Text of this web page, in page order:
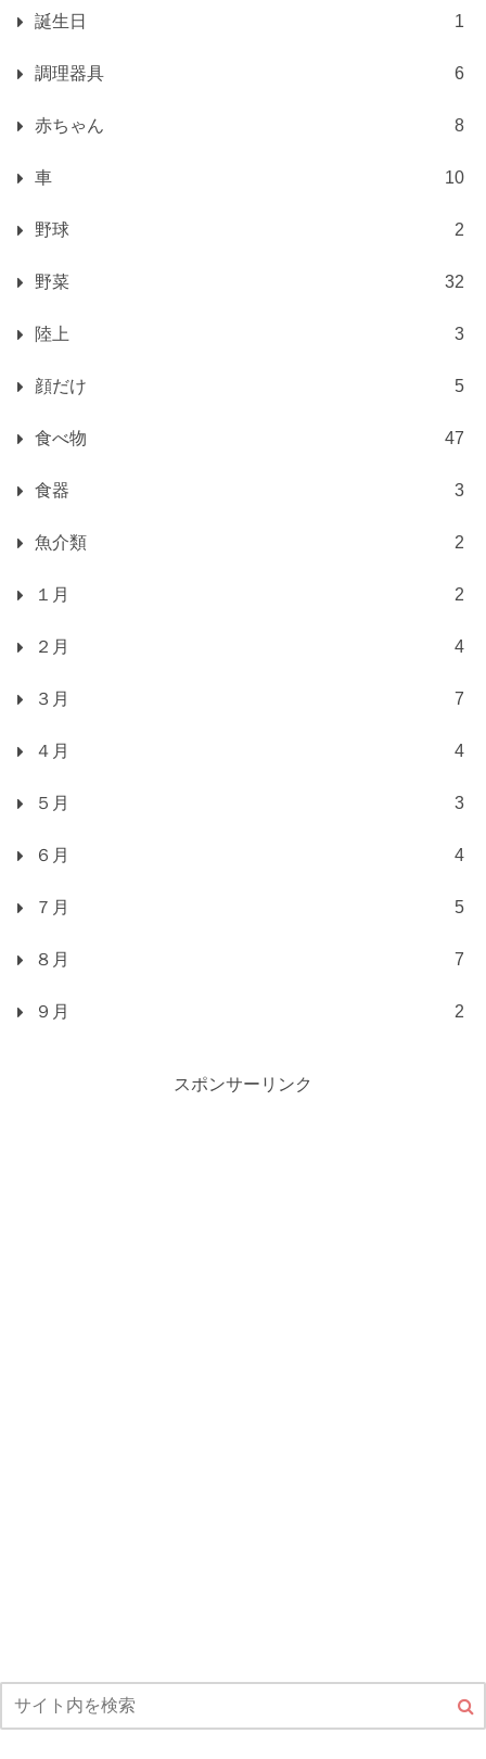
誕生日 1
調理器具 6
赤ちゃん 8
車 10
野球 2
野菜 32
陸上 3
顔だけ 5
食べ物 47
食器 3
魚介類 2
１月 2
２月 4
３月 7
４月 4
５月 3
６月 4
７月 5
８月 7
９月 2
スポンサーリンク